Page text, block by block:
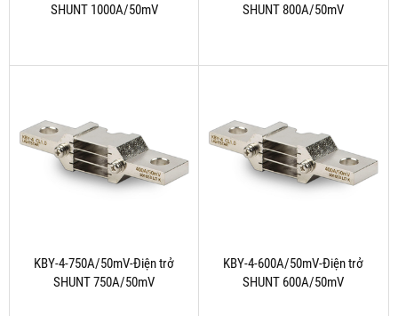
SHUNT 1000A/50mV
SHUNT 800A/50mV
KBY-4-750A/50mV-Điện trở
SHUNT 750A/50mV
KBY-4-600A/50mV-Điện trở
SHUNT 600A/50mV